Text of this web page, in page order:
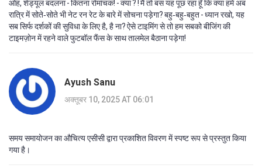
ओह, शेड्यूल बदलना - कितना रोमांचक! - क्या ? ! मैं तो बस यह पूछ रहा हूँ कि क्या हमें अब
रात्रि में सोते‑सोते भी नेट रन रेट के बारे में सोचना पड़ेगा? बहु‑बहु‑बहुत - ध्यान रखो, यह
सब सिर्फ दर्शकों की सुविधा के लिए है, है ना? ऐसे टाइमिंग से तो हम सबको बीजिंग की
टाइमज़ोन में रहने वाले फुटबॉल फैंस के साथ तालमेल बैठाना पड़ेगा!
Ayush Sanu
अक्तूबर 10, 2025 AT 06:01
समय समायोजन का औचित्य एसीसी द्वारा प्रकाशित विवरण में स्पष्ट रूप से प्रस्तुत किया
गया है।